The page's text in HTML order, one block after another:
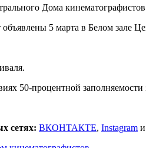
Дома
5 марта в Белом зале
50-процентной
сетях: ВКОНТАКТЕ, Instagram и